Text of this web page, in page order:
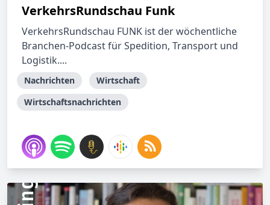
VerkehrsRundschau Funk
VerkehrsRundschau FUNK ist der wöchentliche
Branchen-Podcast für Spedition, Transport und
Logistik....
Nachrichten
Wirtschaft
Wirtschaftsnachrichten